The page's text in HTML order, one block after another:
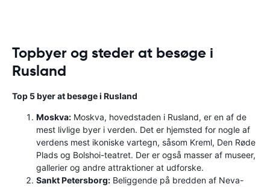
Topbyer og steder at besøge i
Rusland
Top 5 byer at besøge i Rusland
Moskva: Moskva, hovedstaden i Rusland, er en af ​​de
mest livlige byer i verden. Det er hjemsted for nogle af
verdens mest ikoniske vartegn, såsom Kreml, Den Røde
Plads og Bolshoi-teatret. Der er også masser af museer,
gallerier og andre attraktioner at udforske.
Sankt Petersborg: Beliggende på bredden af ​​Neva-